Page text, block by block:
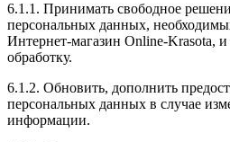
6.1.1. Принимать свободное
персональных данных,
Интернет-магазин Online-Krasota, и
обработку.
6.1.2. Обновить, дополнить
персональных данных в случае
информации.